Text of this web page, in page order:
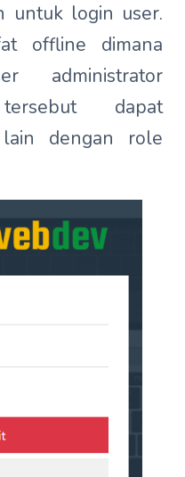
untuk login user.
offline dimana
administrator
dapat
dengan role